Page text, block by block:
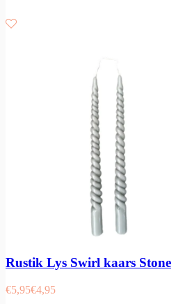
Rustik Lys Swirl kaars Stone
€5,95€4,95